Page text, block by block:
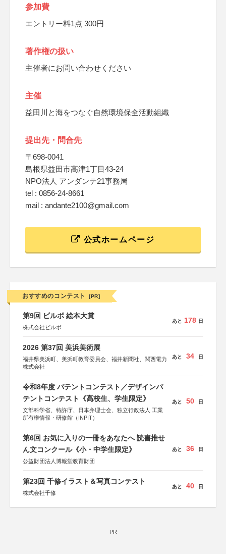
参加費
エントリー料1点 300円
著作権の扱い
主催者にお問い合わせください
主催
益田川と海をつなぐ自然環境保全活動組織
提出先・問合先
〒698-0041
島根県益田市高津1丁目43-24
NPO法人 アンダンテ21事務局
tel : 0856-24-8661
mail : andante2100@gmail.com
公式ホームページ
おすすめのコンテスト [PR]
第9回 ビルボ 絵本大賞
株式会社ビルボ
あと 178 日
2026 第37回 美浜美術展
福井県美浜町、美浜町教育委員会、福井新聞社、関西電力
株式会社
あと 34 日
令和8年度 パテントコンテスト／デザインパ
テントコンテスト《高校生、学生限定》
文部科学省、特許庁、日本弁理士会、独立行政法人 工業
所有権情報・研修館（INPIT）
あと 50 日
第6回 お気に入りの一冊をあなたへ 読書推せ
ん文コンクール《小・中学生限定》
公益財団法人博報堂教育財団
あと 36 日
第23回 千修イラスト＆写真コンテスト
株式会社千修
あと 40 日
PR